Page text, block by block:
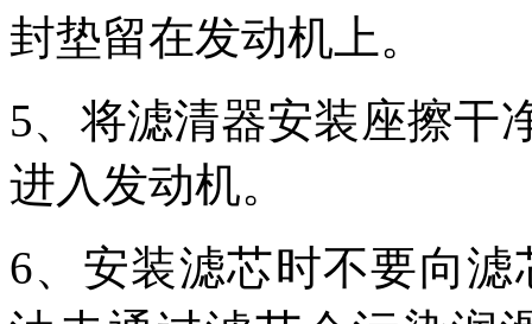
封垫留在发动机上。
5、将滤清器安装座擦干
进入发动机。
6、安装滤芯时不要向